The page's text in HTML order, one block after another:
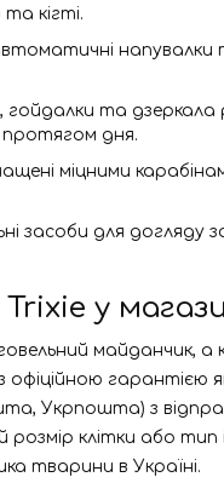
кігті.
гойдалки та дзеркала
протягом дня.
міцними
засоби для
у
майданчик, а
гарантією
Укрпошта) з
клітки або
тварини в Україні.